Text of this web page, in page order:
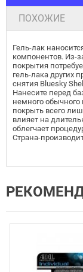
ПОХОЖИЕ
Гель-лак
компонентов. Из-
покрытия
гель-лака других
снятия Bluesky
Нанесите перед
немного обычного
покрыть всего
влияет на
облегчает
Страна-